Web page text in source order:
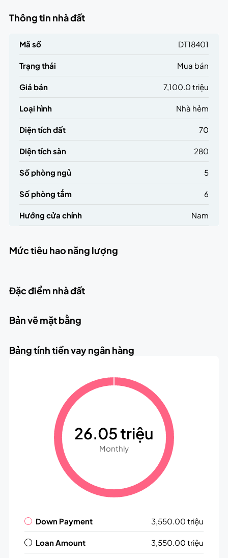
Thông tin nhà đất
Mã số DT18401
Trạng thái Mua bán
Giá bán 7,100.0 triệu
Loại hình Nhà hẻm
Diện tích đất 70
Diện tích sàn 280
Số phòng ngủ 5
Số phòng tắm 6
Hướng cửa chính Nam
Mức tiêu hao năng lượng
Đặc điểm nhà đất
Bản vẽ mặt bằng
Bảng tính tiền vay ngân hàng
26.05 triệu
Monthly
Down Payment 3,550.00 triệu
Loan Amount 3,550.00 triệu